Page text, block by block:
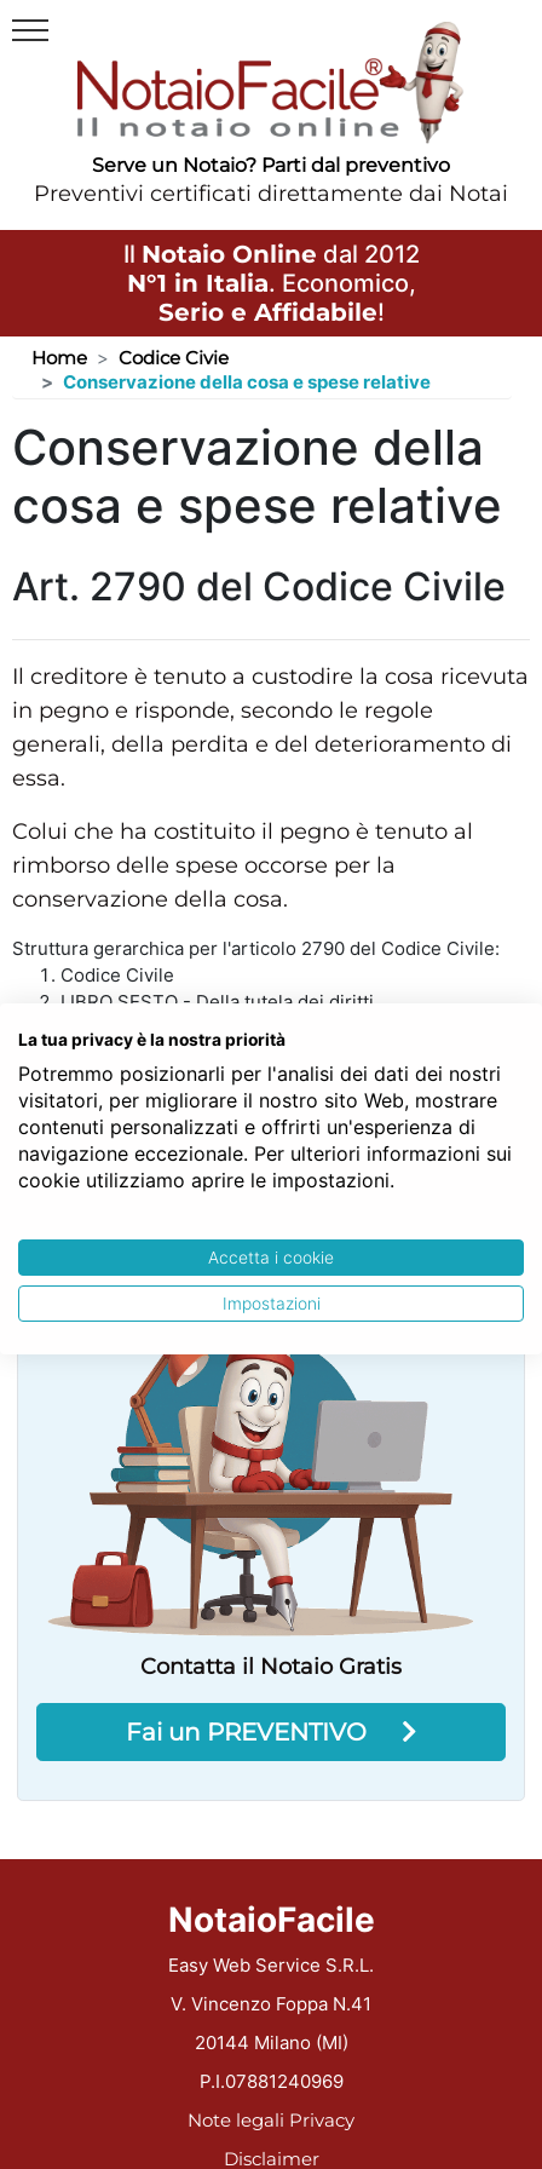
Serve un Notaio? Parti dal preventivo
Preventivi certificati direttamente dai Notai
Il Notaio Online dal 2012
N°1 in Italia. Economico,
Serio e Affidabile!
Home
Codice Civie
Conservazione della cosa e spese relative
Conservazione della
cosa e spese relative
Art. 2790 del Codice Civile
Il creditore è tenuto a custodire la cosa ricevuta
in pegno e risponde, secondo le regole
generali, della perdita e del deterioramento di
essa.
Colui che ha costituito il pegno è tenuto al
rimborso delle spese occorse per la
conservazione della cosa.
Struttura gerarchica per l'articolo 2790 del Codice Civile:
Codice Civile
LIBRO SESTO - Della tutela dei diritti
TITOLO III - Della responsabilità patrimoniale, delle
cause di prelazione e della conservazione della
garanzia patrimoniale
Capo III - Del pegno
Sezione II - Del pegno dei beni mobili
Art. 2790
SERVE LA CONSULENZA DEL NOTAIO?
Contatta il Notaio Gratis
Fai un PREVENTIVO
NotaioFacile
Easy Web Service S.R.L.
V. Vincenzo Foppa N.41
20144 Milano (MI)
P.I.07881240969
Note legali Privacy
Disclaimer
La tua privacy è la nostra priorità
Potremmo posizionarli per l'analisi dei dati dei nostri
visitatori, per migliorare il nostro sito Web, mostrare
contenuti personalizzati e offrirti un'esperienza di
navigazione eccezionale. Per ulteriori informazioni sui
cookie utilizziamo aprire le impostazioni.
Accetta i cookie
Impostazioni